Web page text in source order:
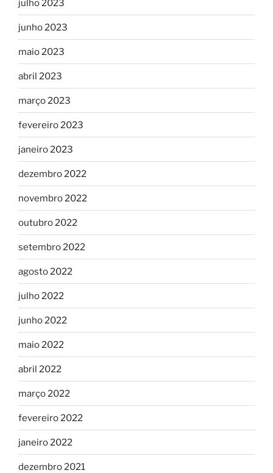
julho 2023
junho 2023
maio 2023
abril 2023
março 2023
fevereiro 2023
janeiro 2023
dezembro 2022
novembro 2022
outubro 2022
setembro 2022
agosto 2022
julho 2022
junho 2022
maio 2022
abril 2022
março 2022
fevereiro 2022
janeiro 2022
dezembro 2021